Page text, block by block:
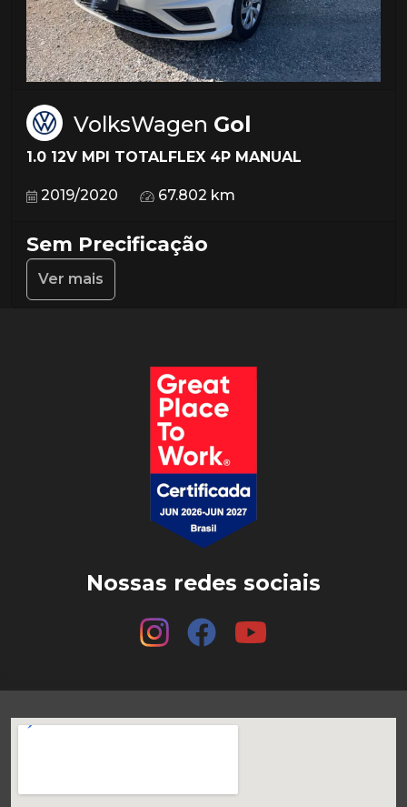
VolksWagen Gol
1.0 12V MPI TOTALFLEX 4P MANUAL
2019/2020 67.802 km
Sem Precificação
Ver mais
Nossas redes sociais